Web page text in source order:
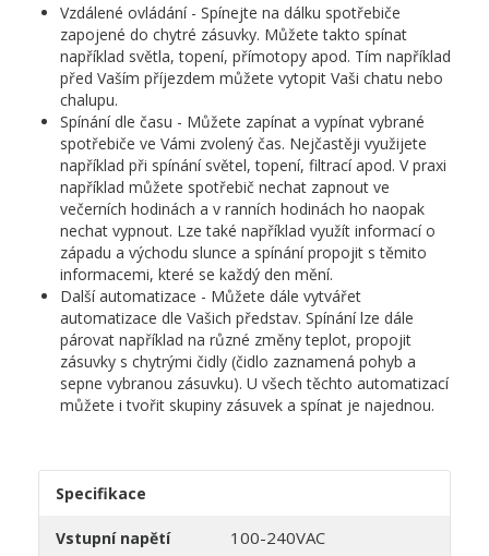
Vzdálené ovládání - Spínejte na dálku spotřebiče
zapojené do chytré zásuvky. Můžete takto spínat
například světla, topení, přímotopy apod. Tím například
před Vaším příjezdem můžete vytopit Vaši chatu nebo
chalupu.
Spínání dle času - Můžete zapínat a vypínat vybrané
spotřebiče ve Vámi zvolený čas. Nejčastěji využijete
například při spínání světel, topení, filtrací apod. V praxi
například můžete spotřebič nechat zapnout ve
večerních hodinách a v ranních hodinách ho naopak
nechat vypnout. Lze také například využít informací o
západu a východu slunce a spínání propojit s těmito
informacemi, které se každý den mění.
Další automatizace - Můžete dále vytvářet
automatizace dle Vašich představ. Spínání lze dále
párovat například na různé změny teplot, propojit
zásuvky s chytrými čidly (čidlo zaznamená pohyb a
sepne vybranou zásuvku). U všech těchto automatizací
můžete i tvořit skupiny zásuvek a spínat je najednou.
Specifikace
Vstupní napětí 100-240VAC